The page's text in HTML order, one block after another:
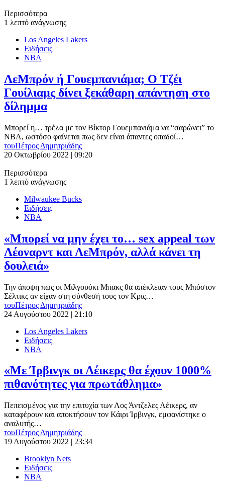
Περισσότερα
1 λεπτό ανάγνωσης
Los Angeles Lakers
Ειδήσεις
ΝΒΑ
ΛεΜπρόν ή Γουεμπανιάμα; Ο Τζέι
Γουίλιαμς δίνει ξεκάθαρη απάντηση στο
δίλημμα
Μπορεί η… τρέλα με τον Βίκτορ Γουεμπανιάμα να “σαρώνει” το
ΝΒΑ, ωστόσο φαίνεται πως δεν είναι άπαντες οπαδοί…
τουΠέτρος Δημητριάδης
20 Οκτωβρίου 2022 | 09:20
Περισσότερα
1 λεπτό ανάγνωσης
Milwaukee Bucks
Ειδήσεις
ΝΒΑ
«Μπορεί να μην έχει το… sex appeal των
Λέοναρντ και ΛεΜπρόν, αλλά κάνει τη
δουλειά»
Την άποψη πως οι Μιλγουόκι Μπακς θα απέκλειαν τους Μπόστον
Σέλτικς αν είχαν στη σύνθεσή τους τον Κρις…
τουΠέτρος Δημητριάδης
24 Αυγούστου 2022 | 21:10
Los Angeles Lakers
Ειδήσεις
ΝΒΑ
«Με Ίρβινγκ οι Λέικερς θα έχουν 1000%
πιθανότητες για πρωτάθλημα»
Πεπεισμένος για την επιτυχία των Λος Άντζελες Λέικερς, αν
καταφέρουν και αποκτήσουν τον Κάιρι Ίρβινγκ, εμφανίστηκε ο
αναλυτής…
τουΠέτρος Δημητριάδης
19 Αυγούστου 2022 | 23:34
Brooklyn Nets
Ειδήσεις
ΝΒΑ